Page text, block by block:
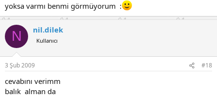
yoksa varmı benmi görmüyorum :
N nil.dilek
Kullanıcı
3 Şub 2009 #18
cevabını verimm
balık alman da